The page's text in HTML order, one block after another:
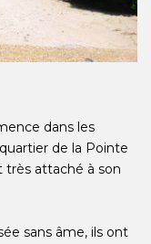
dans les
de la Pointe
très attaché à son
sans âme, ils ont